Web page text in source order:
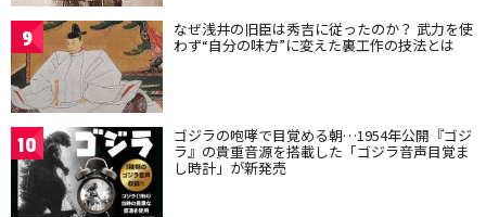
9 なぜ浅井の旧臣は秀吉に従ったのか？ 武力を使
わず“自分の味方”に変えた裏工作の技法とは
10 ゴジラの咆哮で目覚める朝…1954年公開『ゴジ
ラ』の貴重音源を搭載した「ゴジラ音声目覚ま
し時計」が新発売